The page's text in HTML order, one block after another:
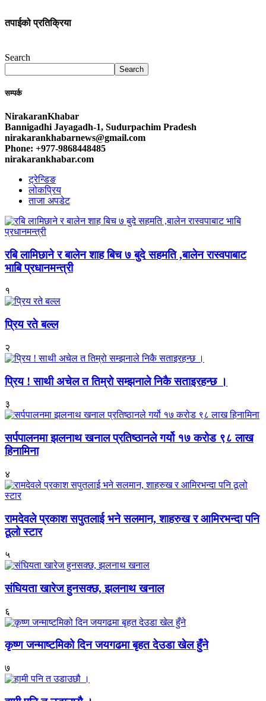
तपाईको प्रतिक्रिया
Search
Search
सम्पर्क
NirakaranKhabar
Bannigadhi Jayagadh-1, Sudurpachim Pradesh
nirakarankhabarnews@gmail.com
Phone: +977-9868448485
nirakarankhabar.com
ट्रेन्डिङ
लोकप्रिय
ताजा अपडेट
रबि लामिछाने र बालेन शाह बिच ७ बुदे सहमति ,बालेन रास्वपाबाट
भाबि प्रधानमन्त्री
१
प्रिय रते बल्ल
२
प्रिय ! साथी अचेल त तिम्रो सम्झनाले निकै सताइरहन्छ ।
३
सर्पपालनमा झलनाथ खनाल प्रतिष्ठानले गर्यो १७ करोड ९८ लाख
हिनामिना
४
रामदेवले प्रकाश सपुतलाई भने सलमान, शाहरुख र आमिरभन्दा पनि
ठूलो स्टार
५
संघियता खारेज हुनसक्छ, झलनाथ खनाल
६
कृष्ण जन्माष्टमिको दिन जयगढमा बृहत देउडा खेल हुँने
७